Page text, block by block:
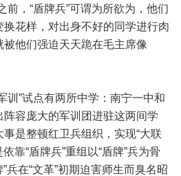
前，“盾牌兵”可谓为所欲为，他们
花样，对出身不好的同学进行肉
他们强迫天天跪在毛主席像
训”试点有两所中学：南宁一中和
容庞大的军训团进驻这两间学
是整顿红卫兵组织，实现“大联
靠“盾牌兵”重组以“盾牌”兵为骨
兵在“文革”初期迫害师生而臭名昭